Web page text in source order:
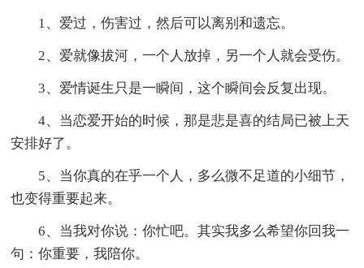
1、爱过，伤害过，然后可以离别和遗忘。
2、爱就像拔河，一个人放掉，另一个人就会受伤。
3、爱情诞生只是一瞬间，这个瞬间会反复出现。
4、当恋爱开始的时候，那是悲是喜的结局已被上天
安排好了。
5、当你真的在乎一个人，多么微不足道的小细节，
也变得重要起来。
6、当我对你说：你忙吧。其实我多么希望你回我一
句：你重要，我陪你。